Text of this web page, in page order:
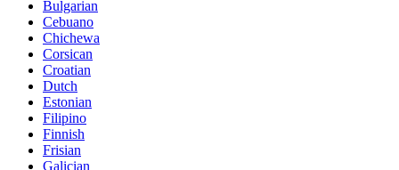
Bulgarian
Cebuano
Chichewa
Corsican
Croatian
Dutch
Estonian
Filipino
Finnish
Frisian
Galician